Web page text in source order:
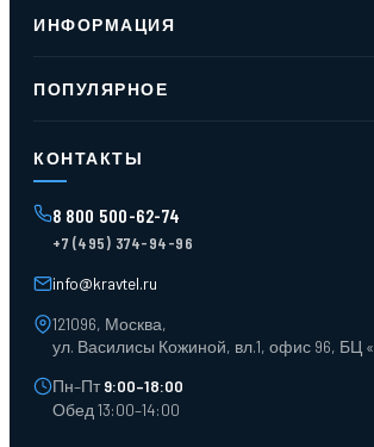
Реквизиты
Контакты
ИНФОРМАЦИЯ
Доставка и оплата
ПОПУЛЯРНОЕ
Контейнеры для отходов
Поддоны
Ящики пластиковые
Тара пласт. и металл.
Тележки для склада
КОНТАКТЫ
8 800 500-62-74
+7 (495) 374-94-96
info@kravtel.ru
121096, Москва,
ул. Василисы Кожиной, вл.1, офис 96, БЦ
Пн–Пт9:00–18:00
Обед 13:00–14:00